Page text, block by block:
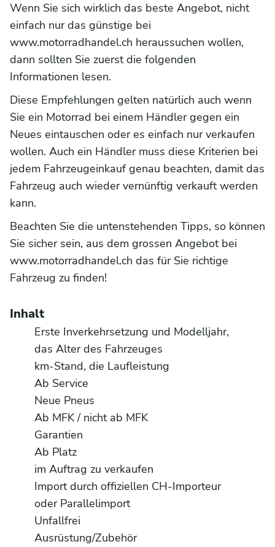
Wenn Sie sich wirklich das beste Angebot, nicht
einfach nur das günstige bei
www.motorradhandel.ch heraussuchen wollen,
dann sollten Sie zuerst die folgenden
Informationen lesen.
Diese Empfehlungen gelten natürlich auch wenn
Sie ein Motorrad bei einem Händler gegen ein
Neues eintauschen oder es einfach nur verkaufen
wollen. Auch ein Händler muss diese Kriterien bei
jedem Fahrzeugeinkauf genau beachten, damit das
Fahrzeug auch wieder vernünftig verkauft werden
kann.
Beachten Sie die untenstehenden Tipps, so können
Sie sicher sein, aus dem grossen Angebot bei
www.motorradhandel.ch das für Sie richtige
Fahrzeug zu finden!
Inhalt
Erste Inverkehrsetzung und Modelljahr,
das Alter des Fahrzeuges
km-Stand, die Laufleistung
Ab Service
Neue Pneus
Ab MFK / nicht ab MFK
Garantien
Ab Platz
im Auftrag zu verkaufen
Import durch offiziellen CH-Importeur
oder Parallelimport
Unfallfrei
Ausrüstung/Zubehör